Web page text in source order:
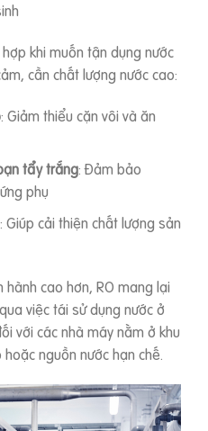
khi muốn tận dụng nước
cần chất lượng nước cao:
: Giảm thiểu cặn vôi và ăn
tẩy trắng: Đảm bảo
phụ
: Giúp cải thiện chất lượng sản
cao hơn, RO mang lại
việc tái sử dụng nước ở
với các nhà máy nằm ở khu
nguồn nước hạn chế.